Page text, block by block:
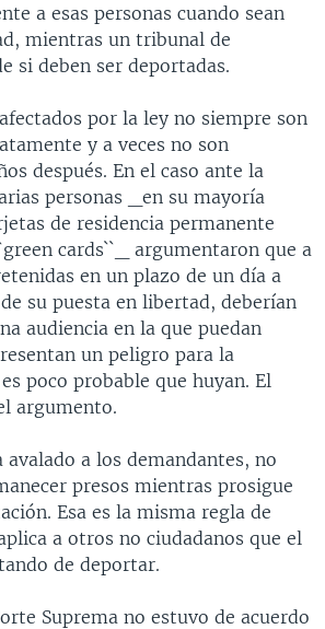
a esas personas cuando sean
mientras un tribunal de
si deben ser deportadas.
por la ley no siempre son
y a veces no son
después. En el caso ante la
personas _en su mayoría
de residencia permanente
cards``_ argumentaron que a
en un plazo de un día a
su puesta en libertad, deberían
audiencia en la que puedan
un peligro para la
poco probable que huyan. El
argumento.
avalado a los demandantes, no
presos mientras prosigue
Esa es la misma regla de
a otros no ciudadanos que el
de deportar.
Suprema no estuvo de acuerdo